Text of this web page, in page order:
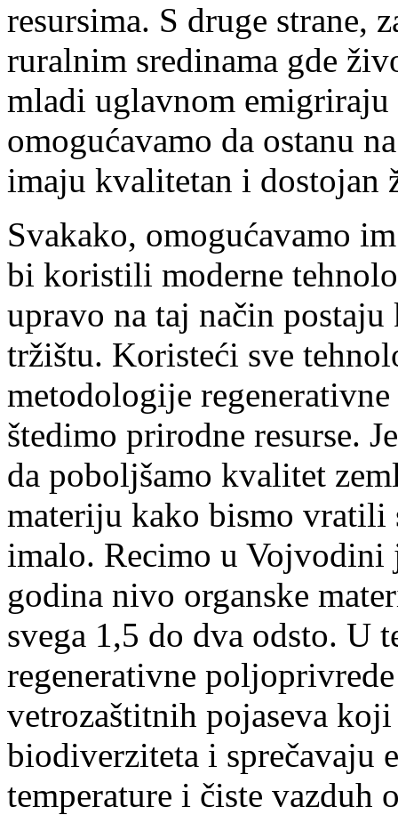
resursima. S druge strane,
ruralnim sredinama gde
mladi uglavnom emigriraju
omogućavamo da ostanu
imaju kvalitetan i dostojan
Svakako, omogućavamo
bi koristili moderne
upravo na taj način
tržištu. Koristeći sve
metodologije
štedimo prirodne resurse.
da poboljšamo kvalitet
materiju kako bismo vratili
imalo. Recimo u Vojvodini
godina nivo organske
svega 1,5 do dva odsto. U
regenerativne
vetrozaštitnih pojaseva
biodiverziteta i sprečavaju
temperature i čiste